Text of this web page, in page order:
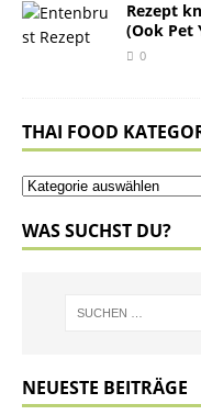
Rezept
(Ook Pet
0
THAI FOOD
WAS SUCHST DU?
NEUESTE BEITRÄGE